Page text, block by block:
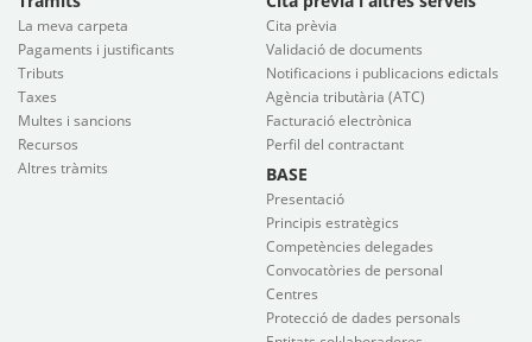
La meva carpeta
Pagaments i justificants
Tributs
Taxes
Multes i sancions
Recursos
Altres tràmits
Cita prèvia
Validació de documents
Notificacions i publicacions edictals
Agència tributària (ATC)
Facturació electrònica
Perfil del contractant
BASE
Presentació
Principis estratègics
Competències delegades
Convocatòries de personal
Centres
Protecció de dades personals